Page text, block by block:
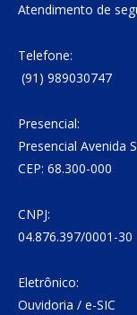
Atendimento de
Telefone:
(91) 989030747
Presencial:
Presencial Avenida
CEP: 68.300-000
CNPJ:
04.876.397/0001-30
Eletrônico:
Ouvidoria / e-SIC